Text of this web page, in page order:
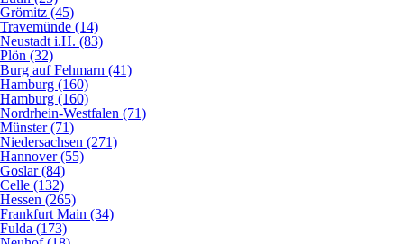
Grömitz (45)
Travemünde (14)
Neustadt i.H. (83)
Plön (32)
Burg auf Fehmarn (41)
Hamburg (160)
Hamburg (160)
Nordrhein-Westfalen (71)
Münster (71)
Niedersachsen (271)
Hannover (55)
Goslar (84)
Celle (132)
Hessen (265)
Frankfurt Main (34)
Fulda (173)